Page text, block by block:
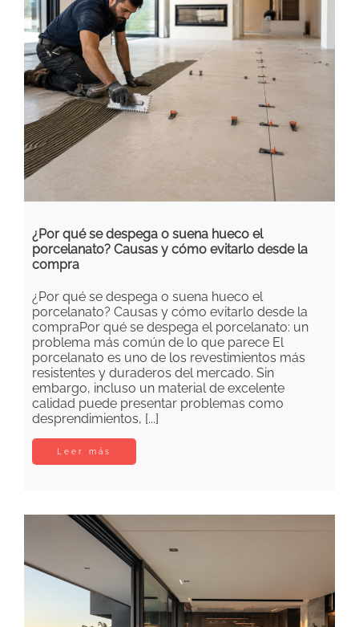
¿Por qué se despega o suena hueco el
porcelanato? Causas y cómo evitarlo desde la
compra
¿Por qué se despega o suena hueco el
porcelanato? Causas y cómo evitarlo desde la
compraPor qué se despega el porcelanato: un
problema más común de lo que parece El
porcelanato es uno de los revestimientos más
resistentes y duraderos del mercado. Sin
embargo, incluso un material de excelente
calidad puede presentar problemas como
desprendimientos, [...]
Leer más